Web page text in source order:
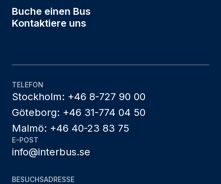
Buche einen Bus
Kontaktiere uns
TELEFON
Stockholm: +46 8-727 90 00
Göteborg: +46 31-774 04 50
Malmö: +46 40-23 83 75
E-POST
info@interbus.se
BESUCHSADRESSE